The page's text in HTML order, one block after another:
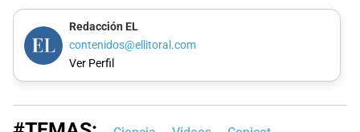
Redacción EL
contenidos@ellitoral.com
Ver Perfil